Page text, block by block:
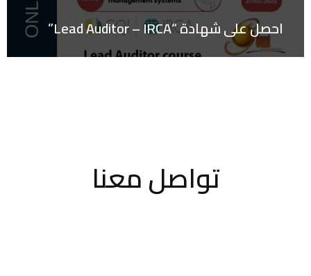
احصل على شهادة “Lead Auditor – IRCA”
تواصل معنا